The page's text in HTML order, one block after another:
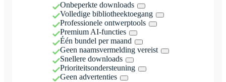
Onbeperkte downloads
Volledige bibliotheektoegang
Professionele ontwerptools
Premium AI-functies
Één bundel per maand
Geen naamsvermelding vereist
Snellere downloads
Prioriteitsondersteuning
Geen advertenties